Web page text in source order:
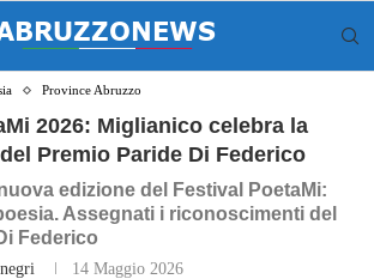
Province Abruzzo
2026: Miglianico celebra la
Premio Paride Di Federico
edizione del Festival PoetaMi:
Assegnati i riconoscimenti del
Federico
14 Maggio 2026